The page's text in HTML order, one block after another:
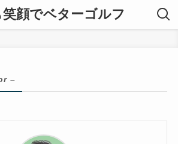
笑顔でベターゴルフ
–